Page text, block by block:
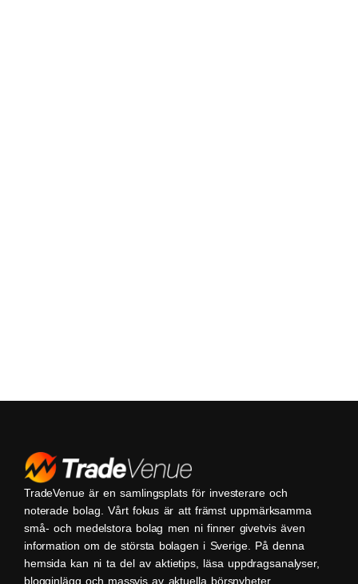
TradeVenue är en samlingsplats för investerare och
noterade bolag. Vårt fokus är att främst uppmärksamma
små- och medelstora bolag men ni finner givetvis även
information om de största bolagen i Sverige. På denna
hemsida kan ni ta del av aktietips, läsa uppdragsanalyser,
blogginlägg och massvis av aktuella börsnyheter.